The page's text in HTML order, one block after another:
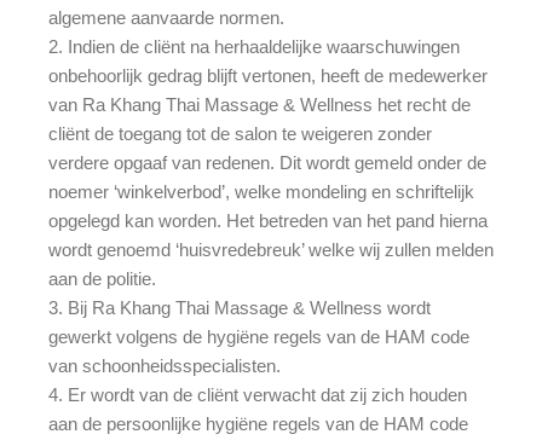
algemene aanvaarde normen.
2. Indien de cliënt na herhaaldelijke waarschuwingen
onbehoorlijk gedrag blijft vertonen, heeft de medewerker
van Ra Khang Thai Massage & Wellness het recht de
cliënt de toegang tot de salon te weigeren zonder
verdere opgaaf van redenen. Dit wordt gemeld onder de
noemer ‘winkelverbod’, welke mondeling en schriftelijk
opgelegd kan worden. Het betreden van het pand hierna
wordt genoemd ‘huisvredebreuk’ welke wij zullen melden
aan de politie.
3. Bij Ra Khang Thai Massage & Wellness wordt
gewerkt volgens de hygiëne regels van de HAM code
van schoonheidsspecialisten.
4. Er wordt van de cliënt verwacht dat zij zich houden
aan de persoonlijke hygiëne regels van de HAM code